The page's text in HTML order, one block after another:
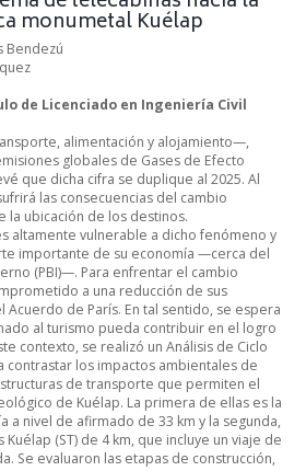
monumetal Kuélap
Bendezú
de Licenciado en Ingeniería Civil
alimentación y alojamiento—,
globales de Gases de Efecto
que dicha cifra se duplique al 2025. Al
las consecuencias del cambio
ubicación de los destinos.
altamente vulnerable a dicho fenómeno y
importante de su economía —cerca del
(PBI)—. Para enfrentar el cambio
a una reducción de sus
Acuerdo de París. En tal sentido, se espera
al turismo pueda contribuir en el logro
contexto, se realizó un Análisis de Ciclo
contrastar los impactos ambientales de
de transporte que permiten el
de Kuélap. La primera de ellas es la
a nivel de afirmado de 33 km y la segunda,
(ST) de 4 km, que incluye un viaje de
Se evaluaron las etapas de construcción,